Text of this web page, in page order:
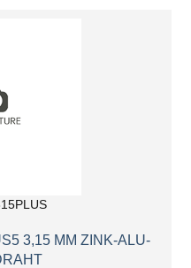
3,15 MM ZINK-ALU-